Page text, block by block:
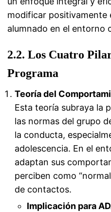
modificar positivamente
alumnado en el entorno
2.2. Los Cuatro
Programa
Teoría del
Esta teoría subraya la
las normas del grupo
la conducta,
adolescencia. En el
adaptan sus
perciben como
de contactos.
Implicación para